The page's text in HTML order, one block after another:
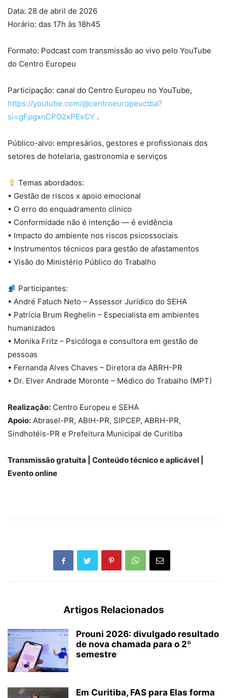
Data: 28 de abril de 2026
Horário: das 17h às 18h45
Formato: Podcast com transmissão ao vivo pelo YouTube
do Centro Europeu
Participação: canal do Centro Europeu no YouTube,
https://youtube.com/@centroeuropeuctba?
si=gFpgxnCPO2xPExCY .
Público-alvo: empresários, gestores e profissionais dos
setores de hotelaria, gastronomia e serviços
Temas abordados:
• Gestão de riscos x apoio emocional
• O erro do enquadramento clínico
• Conformidade não é intenção — é evidência
• Impacto do ambiente nos riscos psicossociais
• Instrumentos técnicos para gestão de afastamentos
• Visão do Ministério Público do Trabalho
Participantes:
• André Fatuch Neto – Assessor Jurídico do SEHA
• Patrícia Brum Reghelin – Especialista em ambientes
humanizados
• Monika Fritz – Psicóloga e consultora em gestão de
pessoas
• Fernanda Alves Chaves – Diretora da ABRH-PR
• Dr. Elver Andrade Moronte – Médico do Trabalho (MPT)
Realização: Centro Europeu e SEHA
Apoio: Abrasel-PR, ABIH-PR, SIPCEP, ABRH-PR,
Sindhotéis-PR e Prefeitura Municipal de Curitiba
Transmissão gratuita | Conteúdo técnico e aplicável |
Evento online
Artigos Relacionados
Prouni 2026: divulgado resultado
de nova chamada para o 2º
semestre
Em Curitiba, FAS para Elas forma